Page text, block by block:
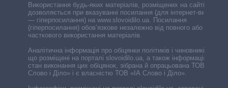
Використання будь-яких матеріалів, розміщених на сайті,
дозволяється при вказуванні посилання (для інтернет-видань
— гіперпосилання) на www.slovoidilo.ua. Посилання
(гіперпосилання) обов’язкове незалежно від повного або
часткового використання матеріалів.
Аналітична інформація про обіцянки політиків і чиновників,
що розміщені на порталі slovoidilo.ua, а також інформація про
стан виконання цих обіцянок, зібрана й опрацьована ТОВ «ІА
Слово і Діло» і є власністю ТОВ «ІА Слово і Діло».